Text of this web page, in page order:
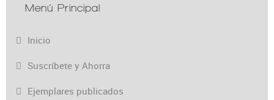
Menú Principal
Inicio
Suscríbete y Ahorra
Ejemplares publicados